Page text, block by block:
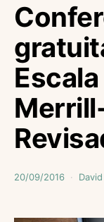
20/09/2016